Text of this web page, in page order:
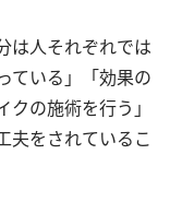
は人それぞれでは
ている」「効果の
の施術を行う」
夫をされているこ